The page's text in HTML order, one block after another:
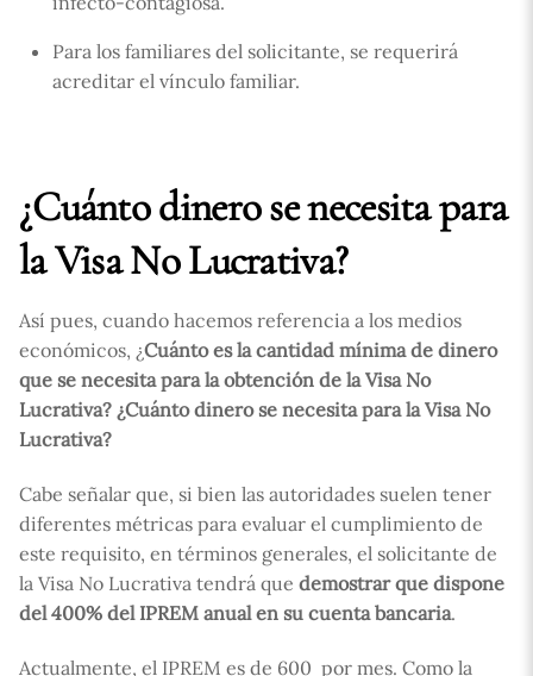
Para los familiares del solicitante, se requerirá
acreditar el vínculo familiar.
¿Cuánto dinero se necesita para
la Visa No Lucrativa?
Así pues, cuando hacemos referencia a los medios
económicos, ¿Cuánto es la cantidad mínima de dinero
que se necesita para la obtención de la Visa No
Lucrativa? ¿Cuánto dinero se necesita para la Visa No
Lucrativa?
Cabe señalar que, si bien las autoridades suelen tener
diferentes métricas para evaluar el cumplimiento de
este requisito, en términos generales, el solicitante de
la Visa No Lucrativa tendrá que demostrar que dispone
del 400% del IPREM anual en su cuenta bancaria.
Actualmente, el IPREM es de 600  por mes. Como la